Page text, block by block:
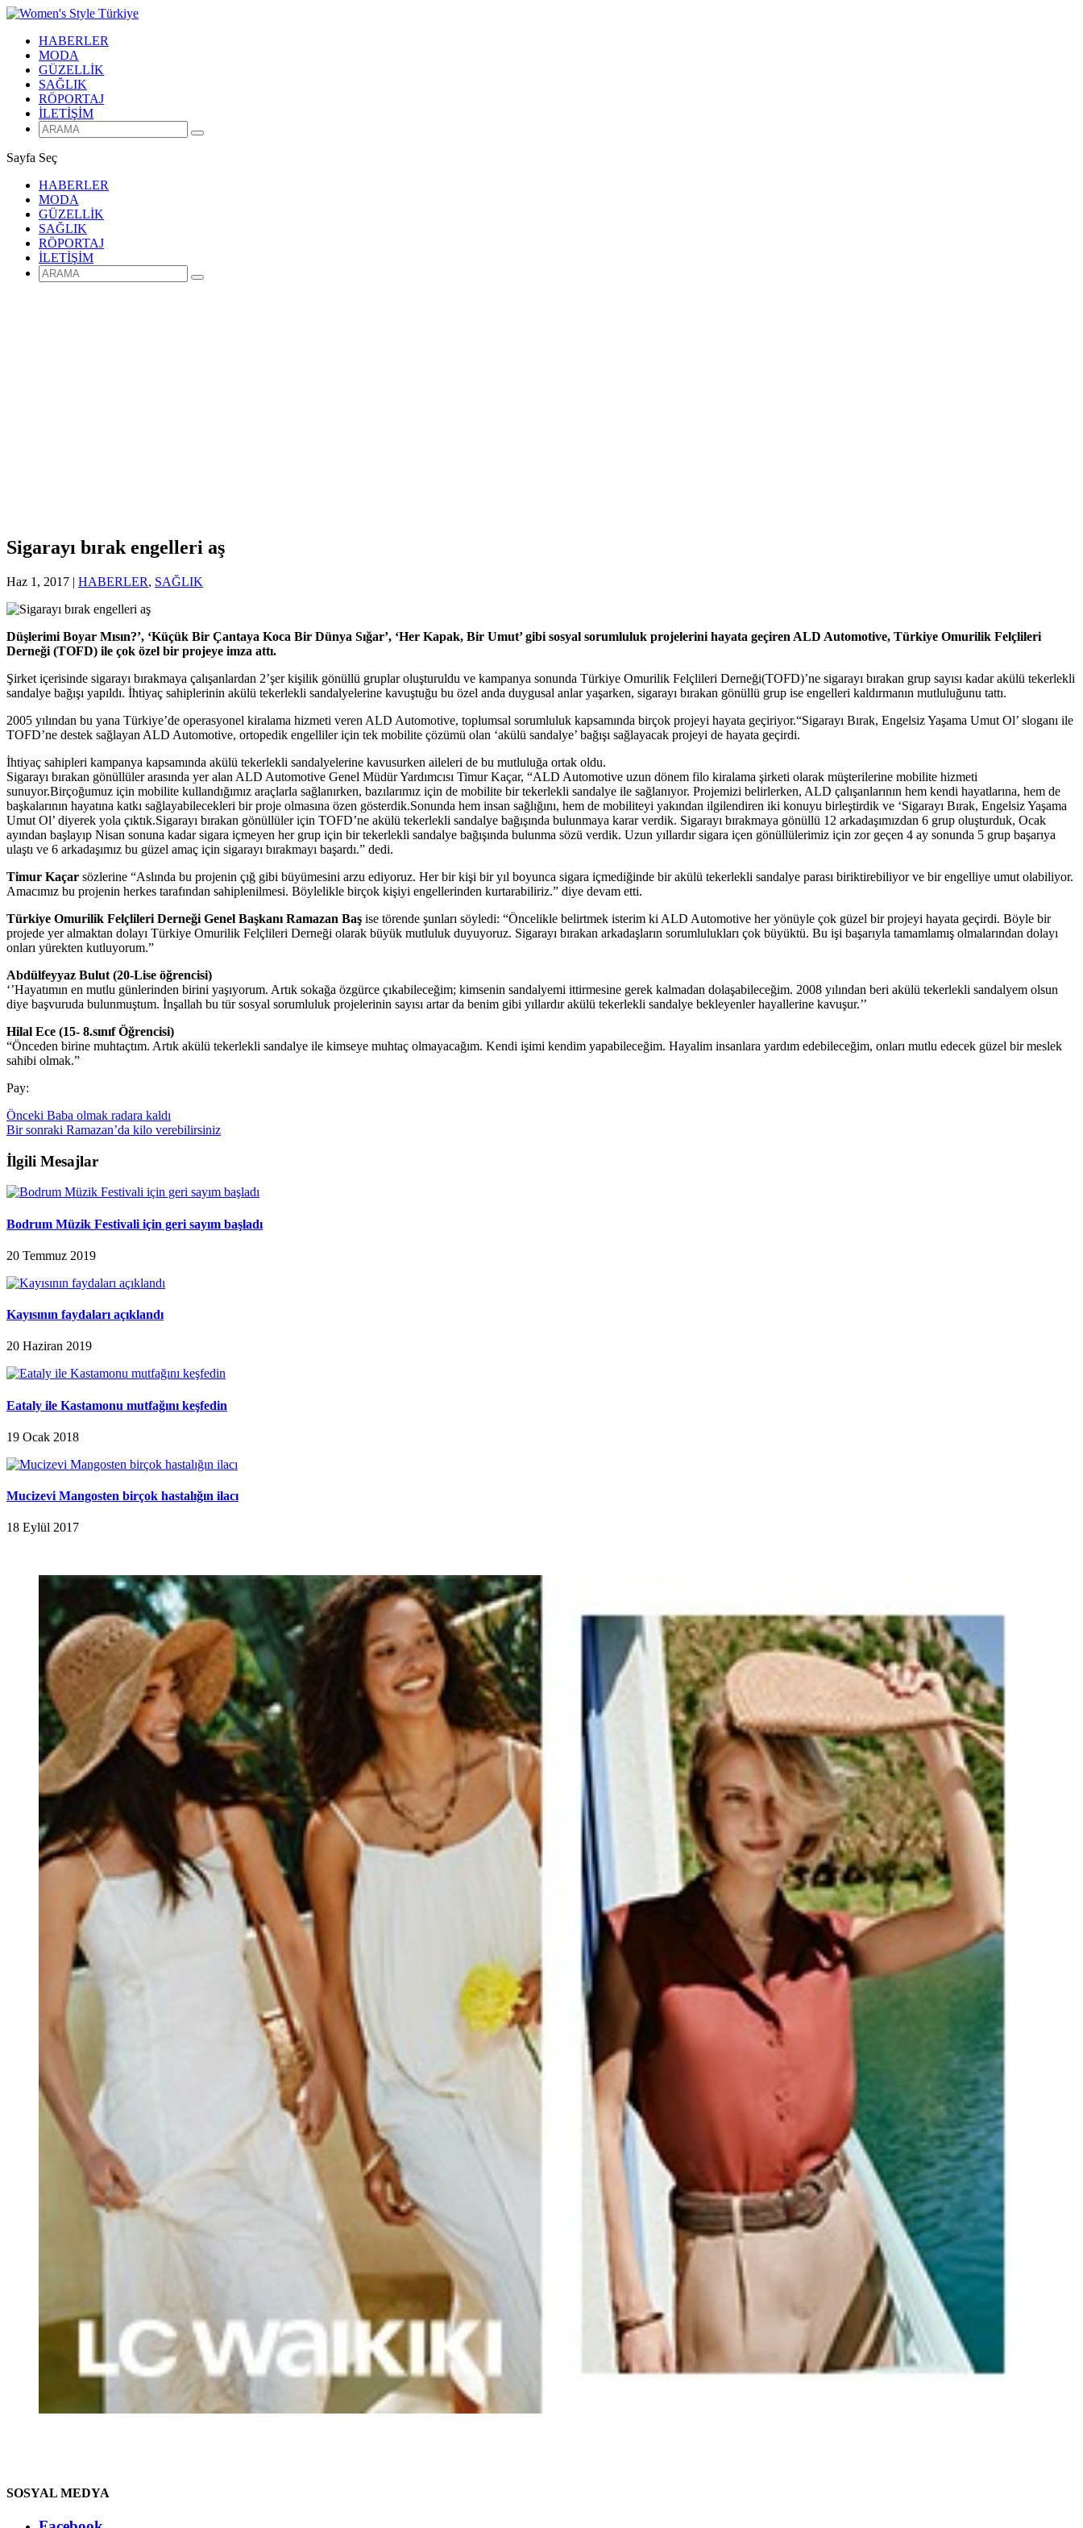
HABERLER
MODA
GÜZELLİK
SAĞLIK
RÖPORTAJ
İLETİŞİM
Sayfa Seç
HABERLER
MODA
GÜZELLİK
SAĞLIK
RÖPORTAJ
İLETİŞİM
Sigarayı bırak engelleri aş
Haz 1, 2017 | HABERLER, SAĞLIK
Düşlerimi Boyar Mısın?’, ‘Küçük Bir Çantaya Koca Bir Dünya Sığar’, ‘Her Kapak, Bir Umut’ gibi sosyal sorumluluk projelerini hayata geçiren ALD Automotive, Türkiye Omurilik Felçlileri
Derneği (TOFD) ile çok özel bir projeye imza attı.
Şirket içerisinde sigarayı bırakmaya çalışanlardan 2’şer kişilik gönüllü gruplar oluşturuldu ve kampanya sonunda Türkiye Omurilik Felçlileri Derneği(TOFD)’ne sigarayı bırakan grup sayısı kadar akülü tekerlekli
sandalye bağışı yapıldı. İhtiyaç sahiplerinin akülü tekerlekli sandalyelerine kavuştuğu bu özel anda duygusal anlar yaşarken, sigarayı bırakan gönüllü grup ise engelleri kaldırmanın mutluluğunu tattı.
2005 yılından bu yana Türkiye’de operasyonel kiralama hizmeti veren ALD Automotive, toplumsal sorumluluk kapsamında birçok projeyi hayata geçiriyor.“Sigarayı Bırak, Engelsiz Yaşama Umut Ol’ sloganı ile
TOFD’ne destek sağlayan ALD Automotive, ortopedik engelliler için tek mobilite çözümü olan ‘akülü sandalye’ bağışı sağlayacak projeyi de hayata geçirdi.
İhtiyaç sahipleri kampanya kapsamında akülü tekerlekli sandalyelerine kavusurken aileleri de bu mutluluğa ortak oldu.
Sigarayı bırakan gönüllüler arasında yer alan ALD Automotive Genel Müdür Yardımcısı Timur Kaçar, “ALD Automotive uzun dönem filo kiralama şirketi olarak müşterilerine mobilite hizmeti
sunuyor.Birçoğumuz için mobilite kullandığımız araçlarla sağlanırken, bazılarımız için de mobilite bir tekerlekli sandalye ile sağlanıyor. Projemizi belirlerken, ALD çalışanlarının hem kendi hayatlarına, hem de
başkalarının hayatına katkı sağlayabilecekleri bir proje olmasına özen gösterdik.Sonunda hem insan sağlığını, hem de mobiliteyi yakından ilgilendiren iki konuyu birleştirdik ve ‘Sigarayı Bırak, Engelsiz Yaşama
Umut Ol’ diyerek yola çıktık.Sigarayı bırakan gönüllüler için TOFD’ne akülü tekerlekli sandalye bağışında bulunmaya karar verdik. Sigarayı bırakmaya gönüllü 12 arkadaşımızdan 6 grup oluşturduk, Ocak
ayından başlayıp Nisan sonuna kadar sigara içmeyen her grup için bir tekerlekli sandalye bağışında bulunma sözü verdik. Uzun yıllardır sigara içen gönüllülerimiz için zor geçen 4 ay sonunda 5 grup başarıya
ulaştı ve 6 arkadaşımız bu güzel amaç için sigarayı bırakmayı başardı.” dedi.
Timur Kaçar sözlerine “Aslında bu projenin çığ gibi büyümesini arzu ediyoruz. Her bir kişi bir yıl boyunca sigara içmediğinde bir akülü tekerlekli sandalye parası biriktirebiliyor ve bir engelliye umut olabiliyor.
Amacımız bu projenin herkes tarafından sahiplenilmesi. Böylelikle birçok kişiyi engellerinden kurtarabiliriz.” diye devam etti.
Türkiye Omurilik Felçlileri Derneği Genel Başkanı Ramazan Baş ise törende şunları söyledi: “Öncelikle belirtmek isterim ki ALD Automotive her yönüyle çok güzel bir projeyi hayata geçirdi. Böyle bir
projede yer almaktan dolayı Türkiye Omurilik Felçlileri Derneği olarak büyük mutluluk duyuyoruz. Sigarayı bırakan arkadaşların sorumlulukları çok büyüktü. Bu işi başarıyla tamamlamış olmalarından dolayı
onları yürekten kutluyorum.”
Abdülfeyyaz Bulut (20-Lise öğrencisi)
‘’Hayatımın en mutlu günlerinden birini yaşıyorum. Artık sokağa özgürce çıkabileceğim; kimsenin sandalyemi ittirmesine gerek kalmadan dolaşabileceğim. 2008 yılından beri akülü tekerlekli sandalyem olsun
diye başvuruda bulunmuştum. İnşallah bu tür sosyal sorumluluk projelerinin sayısı artar da benim gibi yıllardır akülü tekerlekli sandalye bekleyenler hayallerine kavuşur.’’
Hilal Ece (15- 8.sınıf Öğrencisi)
“Önceden birine muhtaçtım. Artık akülü tekerlekli sandalye ile kimseye muhtaç olmayacağım. Kendi işimi kendim yapabileceğim. Hayalim insanlara yardım edebileceğim, onları mutlu edecek güzel bir meslek
sahibi olmak.”
Pay:
Önceki Baba olmak radara kaldı
Bir sonraki Ramazan’da kilo verebilirsiniz
İlgili Mesajlar
Bodrum Müzik Festivali için geri sayım başladı
20 Temmuz 2019
Kayısının faydaları açıklandı
20 Haziran 2019
Eataly ile Kastamonu mutfağını keşfedin
19 Ocak 2018
Mucizevi Mangosten birçok hastalığın ilacı
18 Eylül 2017
SOSYAL MEDYA